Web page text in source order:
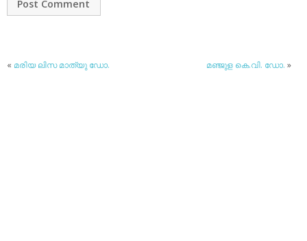
« മരിയ ലിസ മാത്യു ഡോ. മഞ്ജുള കെ.വി. ഡോ. »